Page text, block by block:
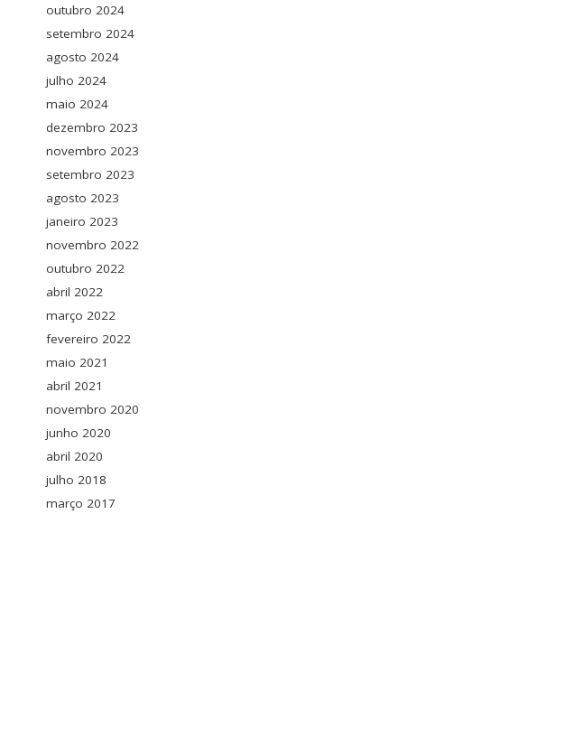
outubro 2024
setembro 2024
agosto 2024
julho 2024
maio 2024
dezembro 2023
novembro 2023
setembro 2023
agosto 2023
janeiro 2023
novembro 2022
outubro 2022
abril 2022
março 2022
fevereiro 2022
maio 2021
abril 2021
novembro 2020
junho 2020
abril 2020
julho 2018
março 2017